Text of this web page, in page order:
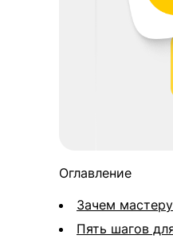
Оглавление
Зачем
Пять шагов